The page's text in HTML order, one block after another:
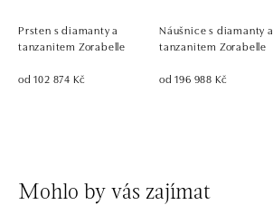
Prsten s diamanty a
tanzanitem Zorabelle
od 102 874 Kč
Náušnice s diamanty a
tanzanitem Zorabelle
od 196 988 Kč
Mohlo by vás zajímat